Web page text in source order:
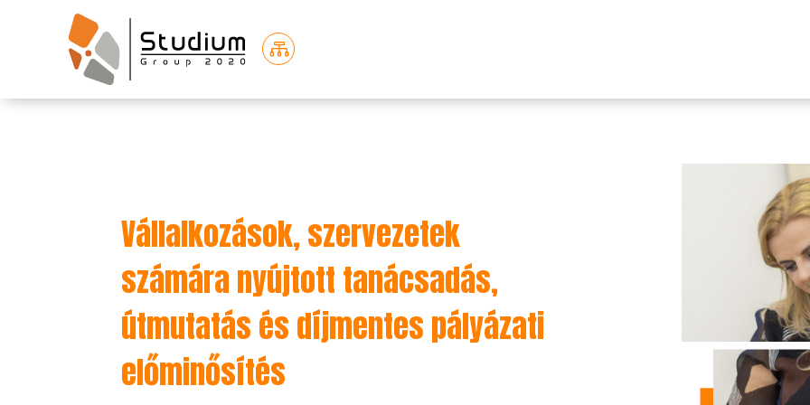

Vállalkozások, szervezetek
számára nyújtott tanácsadás,
útmutatás és díjmentes pályázati
előminősítés